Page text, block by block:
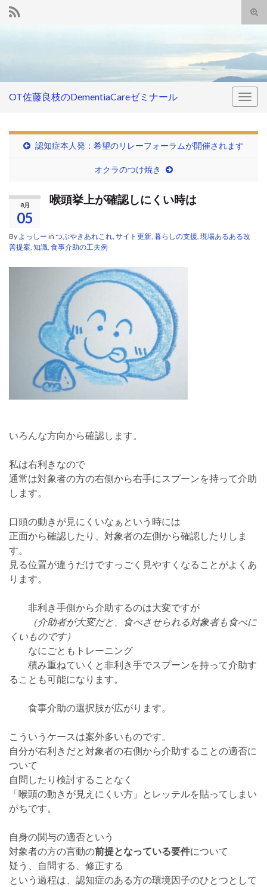
OT佐藤良枝のDementiaCareゼミナール
認知症本人発：希望のリレーフォーラムが開催されます
オクラのつけ焼き
8月
05
喉頭挙上が確認しにくい時は
By よっしー in つぶやきあれこれ サイト更新 暮らしの支援 現場あるある改
善提案 知識 食事介助の工夫例
いろんな方向から確認します。
私は右利きなので
通常は対象者の方の右側から右手にスプーンを持って介助
します。
口頭の動きが見にくいなぁという時には
正面から確認したり、対象者の左側から確認したりしま
す。
見る位置が違うだけですっごく見やすくなることがよくあ
ります。
非利き手側から介助するのは大変ですが
（介助者が大変だと、食べさせられる対象者も食べに
くいものです）
なにごともトレーニング
積み重ねていくと非利き手でスプーンを持って介助す
ることも可能になります。
食事介助の選択肢が広がります。
こういうケースは案外多いものです。
自分が右利きだと対象者の右側から介助することの適否に
ついて
自問したり検討することなく
「喉頭の動きが見えにくい方」とレッテルを貼ってしまい
がちです。
自身の関与の適否という
対象者の方の言動の前提となっている要件について
疑う、自問する、修正する
という過程は、認知症のある方の環境因子のひとつとして